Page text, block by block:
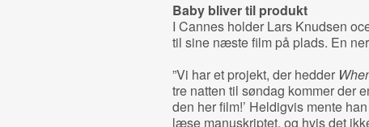
Baby bliver til produkt
I Cannes holder Lars Knudsen
til sine næste film på plads. En
”Vi har et projekt, der hedder
tre natten til søndag kommer der
den her film!’ Heldigvis mente
læse manuskriptet, og hvis det